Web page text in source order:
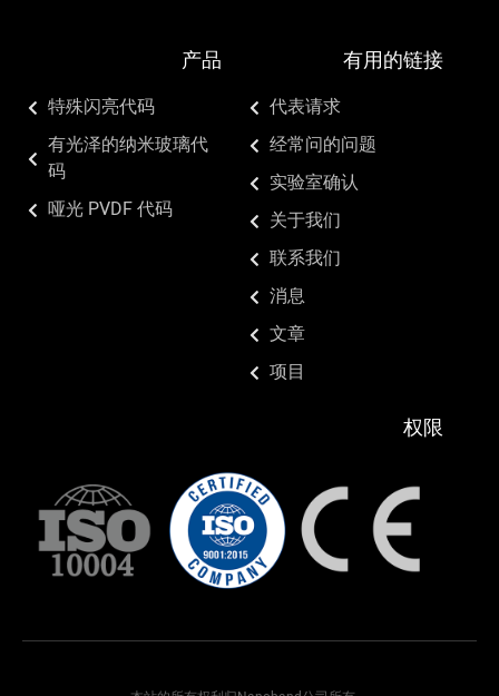
产品
特殊闪亮代码
有光泽的纳米玻璃代
码
哑光 PVDF 代码
有用的链接
代表请求
经常问的问题
实验室确认
关于我们
联系我们
消息
文章
项目
权限